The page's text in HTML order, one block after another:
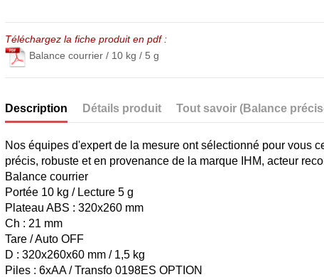
Téléchargez la fiche produit en pdf :
Balance courrier / 10 kg / 5 g
Description Détails produit Tout savoir (Balance
Nos équipes d'expert de la mesure ont sélectionné pour vous
précis, robuste et en provenance de la marque IHM, acteur
Balance courrier
Portée 10 kg / Lecture 5 g
Plateau ABS : 320x260 mm
Ch : 21 mm
Tare / Auto OFF
D : 320x260x60 mm / 1,5 kg
Piles : 6xAA / Transfo 0198ES OPTION